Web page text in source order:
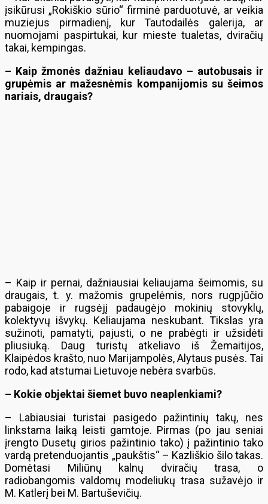
įsikūrusi „Rokiškio sūrio“ firminė parduotuvė, ar veikia
muziejus pirmadienį, kur Tautodailės galerija, ar
nuomojami paspirtukai, kur mieste tualetas, dviračių
takai, kempingas.
– Kaip žmonės dažniau keliaudavo – autobusais ir
grupėmis ar mažesnėmis kompanijomis su šeimos
nariais, draugais?
– Kaip ir pernai, dažniausiai keliaujama šeimomis, su
draugais, t. y. mažomis grupelėmis, nors rugpjūčio
pabaigoje ir rugsėjį padaugėjo mokinių stovyklų,
kolektyvų išvykų. Keliaujama neskubant. Tikslas yra
sužinoti, pamatyti, pajusti, o ne prabėgti ir užsidėti
pliusiuką. Daug turistų atkeliavo iš Žemaitijos,
Klaipėdos krašto, nuo Marijampolės, Alytaus pusės. Tai
rodo, kad atstumai Lietuvoje nebėra svarbūs.
– Kokie objektai šiemet buvo neaplenkiami?
– Labiausiai turistai pasigedo pažintinių takų, nes
linkstama laiką leisti gamtoje. Pirmas (po jau seniai
įrengto Dusetų girios pažintinio tako) į pažintinio tako
vardą pretenduojantis „paukštis“ – Kazliškio šilo takas.
Domėtasi Miliūnų kalnų dviračių trasa, o
radiobangomis valdomų modeliukų trasa sužavėjo ir
M. Katlerį bei M. Bartuševičių.